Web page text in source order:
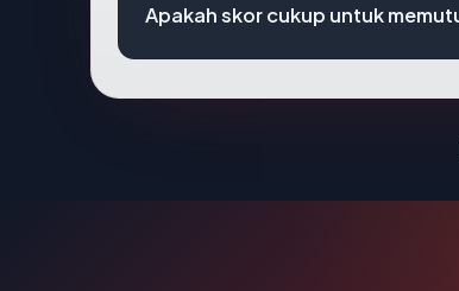
Apakah skor cukup untuk